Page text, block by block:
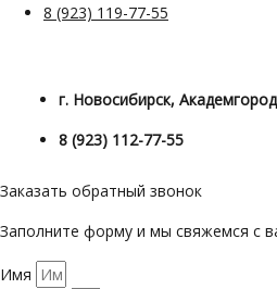
8 (923) 119-77-55
г. Новосибирск,
8 (923) 112-77-55
Заказать обратный звонок
Заполните форму и мы свяжемся с
Имя